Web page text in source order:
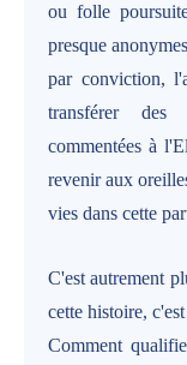
ou folle
presque
par conviction,
transférer des
commentées à
revenir aux
vies dans cette
C'est autrement
cette histoire,
Comment